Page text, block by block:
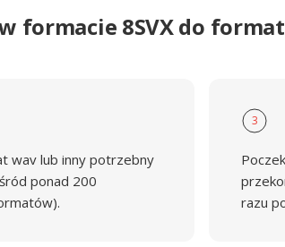
formacie 8SVX do
wav lub inny potrzebny
ponad 200
3
razu